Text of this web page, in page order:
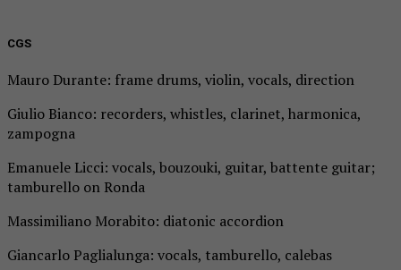
CGS
Mauro Durante: frame drums, violin, vocals, direction
Giulio Bianco: recorders, whistles, clarinet, harmonica,
zampogna
Emanuele Licci: vocals, bouzouki, guitar, battente guitar;
tamburello on Ronda
Massimiliano Morabito: diatonic accordion
Giancarlo Paglialunga: vocals, tamburello, calebas